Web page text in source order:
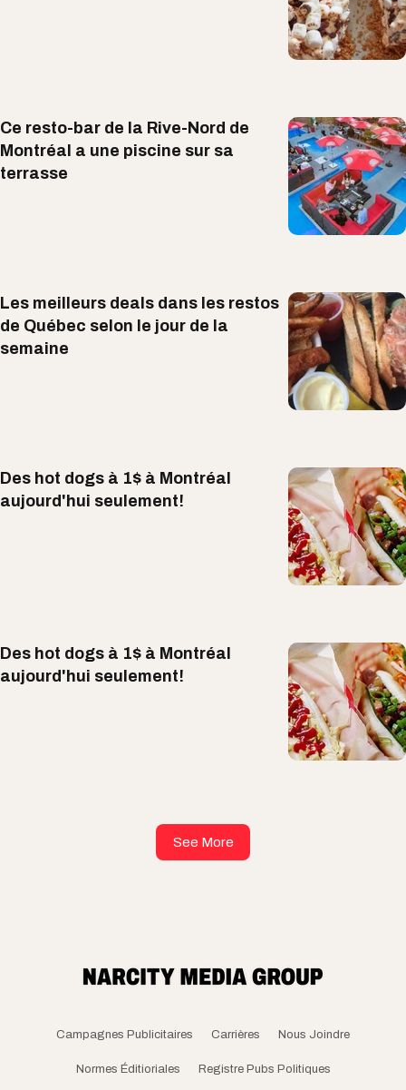
Ce resto-bar de la Rive-Nord de
Montréal a une piscine sur sa
terrasse
Les meilleurs deals dans les restos
de Québec selon le jour de la
semaine
Des hot dogs à 1$ à Montréal
aujourd'hui seulement!
Des hot dogs à 1$ à Montréal
aujourd'hui seulement!
See More
Campagnes Publicitaires Carrières Nous Joindre
Normes Éditioriales Registre Pubs Politiques